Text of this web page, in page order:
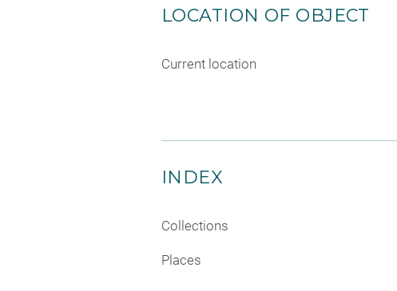
LOCATION OF OBJECT
Current location
INDEX
Collections
Places